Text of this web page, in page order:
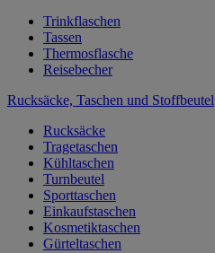
Trinkflaschen
Tassen
Thermosflasche
Reisebecher
Rucksäcke, Taschen und Stoffbeutel
Rucksäcke
Tragetaschen
Kühltaschen
Turnbeutel
Sporttaschen
Einkaufstaschen
Kosmetiktaschen
Gürteltaschen